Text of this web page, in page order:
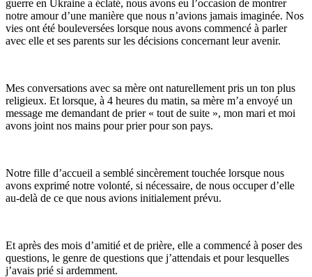
guerre en Ukraine a éclaté, nous avons eu l’occasion de montrer
notre amour d’une manière que nous n’avions jamais imaginée. Nos
vies ont été bouleversées lorsque nous avons commencé à parler
avec elle et ses parents sur les décisions concernant leur avenir.
Mes conversations avec sa mère ont naturellement pris un ton plus
religieux. Et lorsque, à 4 heures du matin, sa mère m’a envoyé un
message me demandant de prier « tout de suite », mon mari et moi
avons joint nos mains pour prier pour son pays.
Notre fille d’accueil a semblé sincèrement touchée lorsque nous
avons exprimé notre volonté, si nécessaire, de nous occuper d’elle
au-delà de ce que nous avions initialement prévu.
Et après des mois d’amitié et de prière, elle a commencé à poser des
questions, le genre de questions que j’attendais et pour lesquelles
j’avais prié si ardemment.